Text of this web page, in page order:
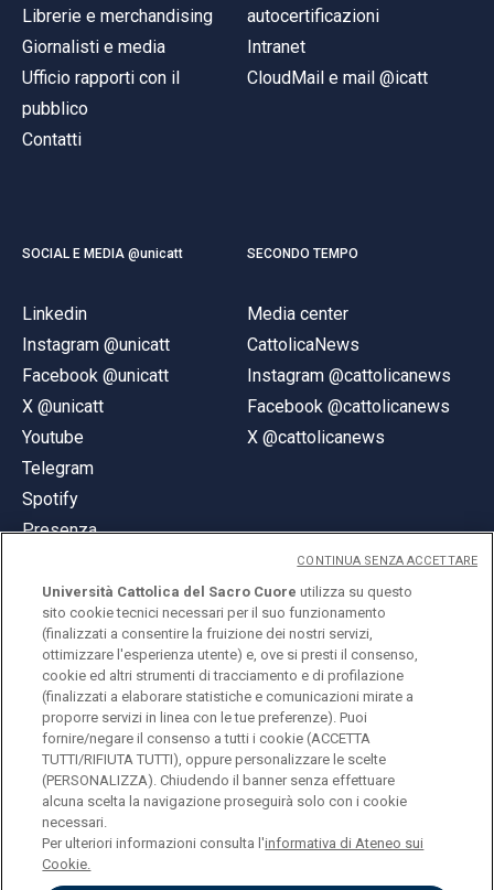
Librerie e merchandising
Giornalisti e media
Ufficio rapporti con il
pubblico
Contatti
autocertificazioni
Intranet
CloudMail e mail @icatt
SOCIAL E MEDIA @unicatt
Linkedin
Instagram @unicatt
Facebook @unicatt
X @unicatt
Youtube
Telegram
Spotify
Presenza
SECONDO TEMPO
Media center
CattolicaNews
Instagram @cattolicanews
Facebook @cattolicanews
X @cattolicanews
© Università Cattolica del Sacro Cuore
Largo A. Gemelli 1, 20123 Milano
PI 02133120150
ENGLISH
Università Cattolica del Sacro Cuore utilizza su questo
sito cookie tecnici necessari per il suo funzionamento
(finalizzati a consentire la fruizione dei nostri servizi,
ottimizzare l'esperienza utente) e, ove si presti il consenso,
cookie ed altri strumenti di tracciamento e di profilazione
(finalizzati a elaborare statistiche e comunicazioni mirate a
proporre servizi in linea con le tue preferenze). Puoi
fornire/negare il consenso a tutti i cookie (ACCETTA
TUTTI/RIFIUTA TUTTI), oppure personalizzare le scelte
(PERSONALIZZA). Chiudendo il banner senza effettuare
alcuna scelta la navigazione proseguirà solo con i cookie
necessari.
Per ulteriori informazioni consulta l'informativa di Ateneo sui
Cookie.
CONTINUA SENZA ACCETTARE